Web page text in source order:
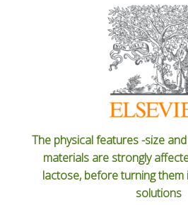
The physical features -size
materials are strongly
lactose, before turning
solutions